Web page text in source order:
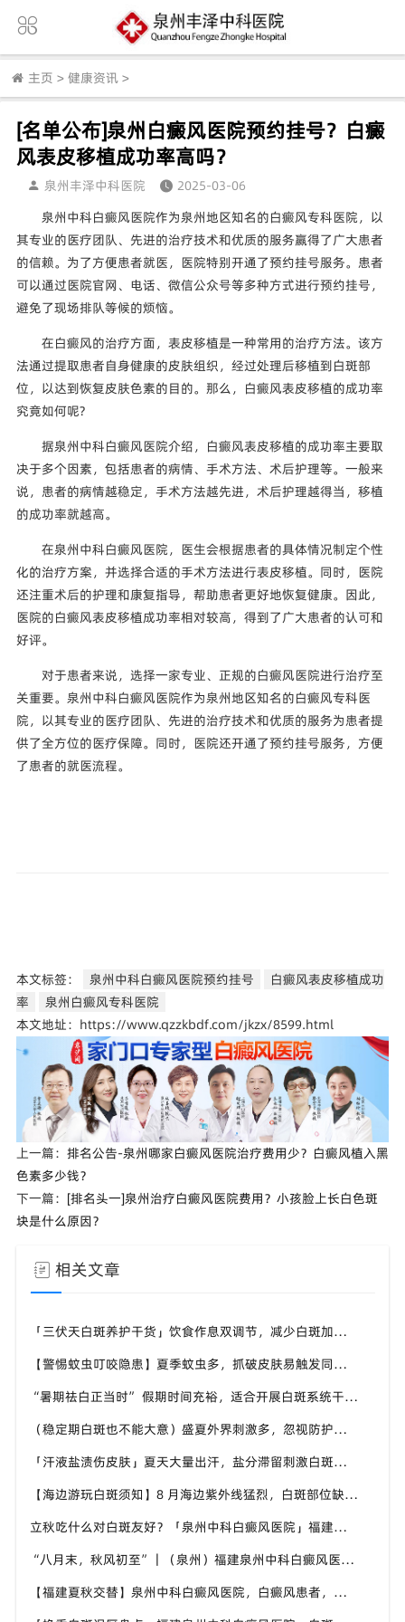
主页 > 健康资讯 >
[名单公布]泉州白癜风医院预约挂号？白癜
风表皮移植成功率高吗？
泉州丰泽中科医院
2025-03-06
泉州中科白癜风医院作为泉州地区知名的白癜风专科医院，以
其专业的医疗团队、先进的治疗技术和优质的服务赢得了广大患者
的信赖。为了方便患者就医，医院特别开通了预约挂号服务。患者
可以通过医院官网、电话、微信公众号等多种方式进行预约挂号，
避免了现场排队等候的烦恼。
在白癜风的治疗方面，表皮移植是一种常用的治疗方法。该方
法通过提取患者自身健康的皮肤组织，经过处理后移植到白斑部
位，以达到恢复皮肤色素的目的。那么，白癜风表皮移植的成功率
究竟如何呢?
据泉州中科白癜风医院介绍，白癜风表皮移植的成功率主要取
决于多个因素，包括患者的病情、手术方法、术后护理等。一般来
说，患者的病情越稳定，手术方法越先进，术后护理越得当，移植
的成功率就越高。
在泉州中科白癜风医院，医生会根据患者的具体情况制定个性
化的治疗方案，并选择合适的手术方法进行表皮移植。同时，医院
还注重术后的护理和康复指导，帮助患者更好地恢复健康。因此，
医院的白癜风表皮移植成功率相对较高，得到了广大患者的认可和
好评。
对于患者来说，选择一家专业、正规的白癜风医院进行治疗至
关重要。泉州中科白癜风医院作为泉州地区知名的白癜风专科医
院，以其专业的医疗团队、先进的治疗技术和优质的服务为患者提
供了全方位的医疗保障。同时，医院还开通了预约挂号服务，方便
了患者的就医流程。
本文标签： 泉州中科白癜风医院预约挂号
白癜风表皮移植成功
率
泉州白癜风专科医院
本文地址：https://www.qzzkbdf.com/jkzx/8599.html
上一篇： 排名公告-泉州哪家白癜风医院治疗费用少？白癜风植入黑
色素多少钱？
下一篇： [排名头一]泉州治疗白癜风医院费用？小孩脸上长白色斑
块是什么原因？
相关文章
「三伏天白斑养护干货」饮食作息双调节，减少白斑加重诱因，福建泉州中科白癜风医院为福建白斑群体科普实用知识
【警惕蚊虫叮咬隐患】夏季蚊虫多，抓破皮肤易触发同形反应，福建泉州中科白癜风医院提醒白癜风患者做好防蚊护理
“暑期祛白正当时” 假期时间充裕，适合开展白斑系统干预，福建泉州中科白癜风医院分型分期定制白斑康复方案
（稳定期白斑也不能大意）盛夏外界刺激多，忽视防护也会复发，福建泉州中科白癜风医院分享白癜风夏季维持护理知识
「汗液盐渍伤皮肤」夏天大量出汗，盐分滞留刺激白斑患处，福建泉州中科白癜风医院讲解白癜风患者夏日皮肤清洁要点
【海边游玩白斑须知】8 月海边紫外线猛烈，白斑部位缺少黑色素保护，福建泉州中科白癜风医院科普出游白斑防护方案
立秋吃什么对白斑友好？「泉州中科白癜风医院」福建白癜风患者饮食不要盲目忌口
“八月末，秋风初至”｜（泉州）福建泉州中科白癜风医院，聊聊白癜风换季防护关键点
【福建夏秋交替】泉州中科白癜风医院，白癜风患者，入秋之后洗澡习惯也要多注意